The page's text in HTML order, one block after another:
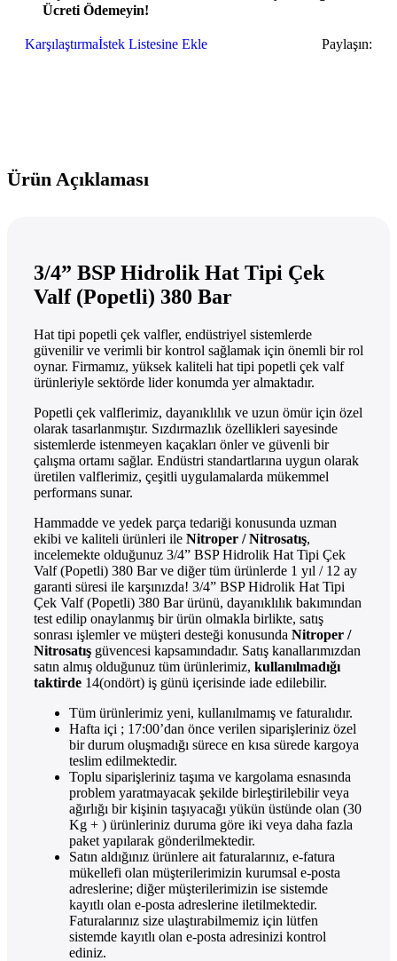
Ücreti Ödemeyin!
Karşılaştırmaİstek Listesine Ekle Paylaşın:
Ürün Açıklaması
3/4” BSP Hidrolik Hat Tipi Çek
Valf (Popetli) 380 Bar
Hat tipi popetli çek valfler, endüstriyel sistemlerde
güvenilir ve verimli bir kontrol sağlamak için önemli bir rol
oynar. Firmamız, yüksek kaliteli hat tipi popetli çek valf
ürünleriyle sektörde lider konumda yer almaktadır.
Popetli çek valflerimiz, dayanıklılık ve uzun ömür için özel
olarak tasarlanmıştır. Sızdırmazlık özellikleri sayesinde
sistemlerde istenmeyen kaçakları önler ve güvenli bir
çalışma ortamı sağlar. Endüstri standartlarına uygun olarak
üretilen valflerimiz, çeşitli uygulamalarda mükemmel
performans sunar.
Hammadde ve yedek parça tedariği konusunda uzman
ekibi ve kaliteli ürünleri ile Nitroper / Nitrosatış,
incelemekte olduğunuz 3/4” BSP Hidrolik Hat Tipi Çek
Valf (Popetli) 380 Bar ve diğer tüm ürünlerde 1 yıl / 12 ay
garanti süresi ile karşınızda! 3/4” BSP Hidrolik Hat Tipi
Çek Valf (Popetli) 380 Bar ürünü, dayanıklılık bakımından
test edilip onaylanmış bir ürün olmakla birlikte, satış
sonrası işlemler ve müşteri desteği konusunda Nitroper /
Nitrosatış güvencesi kapsamındadır. Satış kanallarımızdan
satın almış olduğunuz tüm ürünlerimiz, kullanılmadığı
taktirde 14(ondört) iş günü içerisinde iade edilebilir.
Tüm ürünlerimiz yeni, kullanılmamış ve faturalıdır.
Hafta içi ; 17:00’dan önce verilen siparişleriniz özel
bir durum oluşmadığı sürece en kısa sürede kargoya
teslim edilmektedir.
Toplu siparişleriniz taşıma ve kargolama esnasında
problem yaratmayacak şekilde birleştirilebilir veya
ağırlığı bir kişinin taşıyacağı yükün üstünde olan (30
Kg + ) ürünleriniz duruma göre iki veya daha fazla
paket yapılarak gönderilmektedir.
Satın aldığınız ürünlere ait faturalarınız, e-fatura
mükellefi olan müşterilerimizin kurumsal e-posta
adreslerine; diğer müşterilerimizin ise sistemde
kayıtlı olan e-posta adreslerine iletilmektedir.
Faturalarınız size ulaştırabilmemiz için lütfen
sistemde kayıtlı olan e-posta adresinizi kontrol
ediniz.